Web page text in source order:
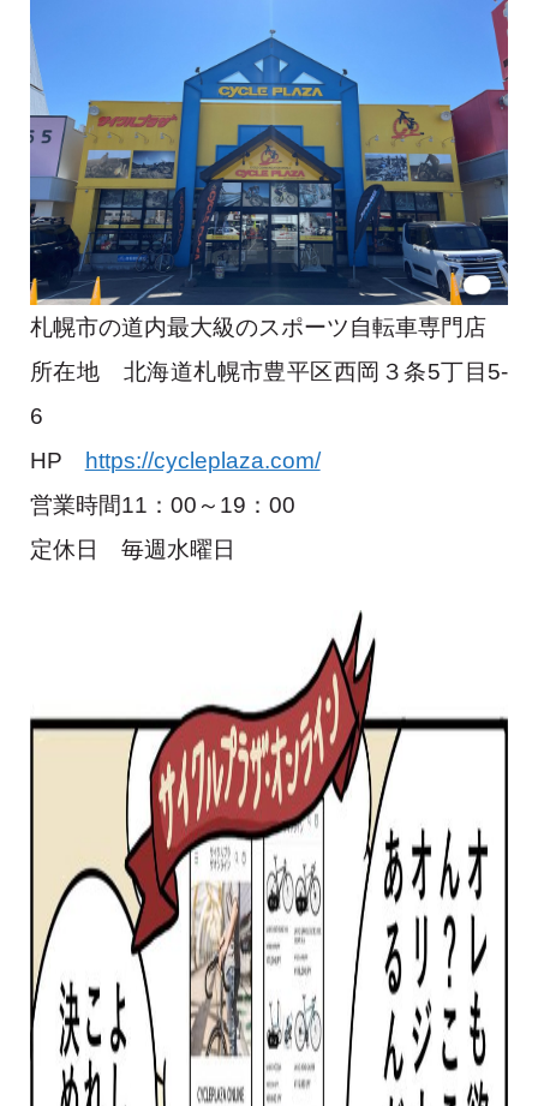
札幌市の道内最大級のスポーツ自転車専門店
所在地 北海道札幌市豊平区西岡３条5丁目5-
6
HP
https://cycleplaza.com/
営業時間11：00～19：00
定休日 毎週水曜日